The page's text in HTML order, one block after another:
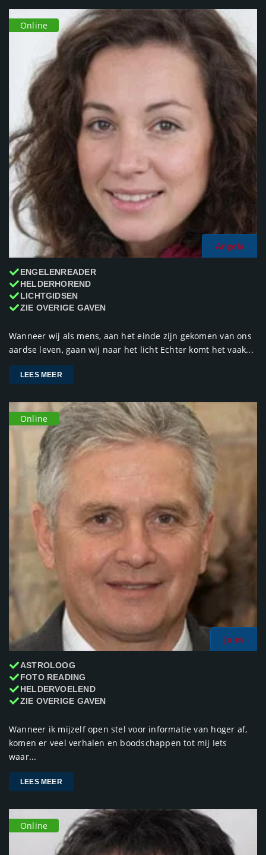
Online
Angela
ENGELENREADER
HELDERHOREND
LICHTGIDSEN
ZIE OVERIGE GAVEN
Wanneer wij als mens, aan het einde zijn gekomen van ons
aardse leven, gaan wij naar het licht Echter komt het vaak...
LEES MEER
Online
Jules
ASTROLOOG
FOTO READING
HELDERVOELEND
ZIE OVERIGE GAVEN
Wanneer ik mijzelf open stel voor informatie van hoger af,
komen er veel verhalen en boodschappen tot mij Iets
waar...
LEES MEER
Online